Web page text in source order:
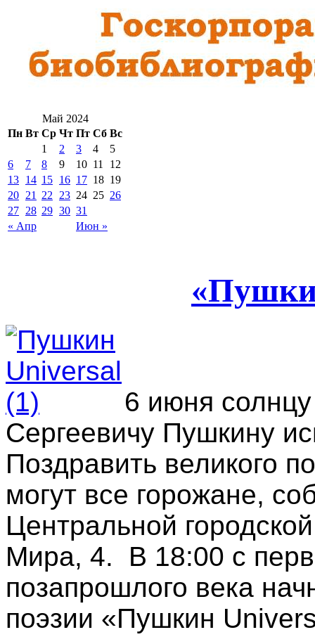
Май 2024
Пн Вт Ср Чт Пт Сб Вс
« Апр Июн »
1 2 3 4
5
6
7 8 9 10 11
12
13 14 15 16 17 18 19
20 21 22 23 24 25 26
27 28 29 30 31
6 июня
Сергеевичу Пушкину
Поздравить великого
могут все горожане,
Центральной
Мира, 4. В 18:00 с
позапрошлого века
поэзии «Пушкин